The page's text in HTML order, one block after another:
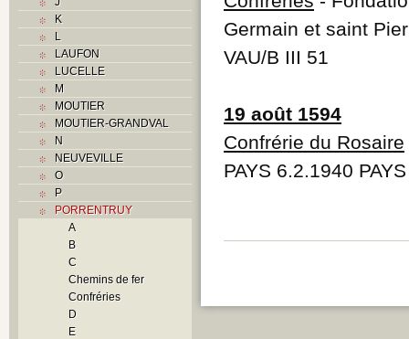
K
L
LAUFON
LUCELLE
M
MOUTIER
MOUTIER-GRANDVAL
N
NEUVEVILLE
O
P
PORRENTRUY
A
B
C
Chemins de fer
Confréries
D
E
Germain et saint
VAU/B III 51
19 août 1594
Confrérie du Rosaire
PAYS 6.2.1940